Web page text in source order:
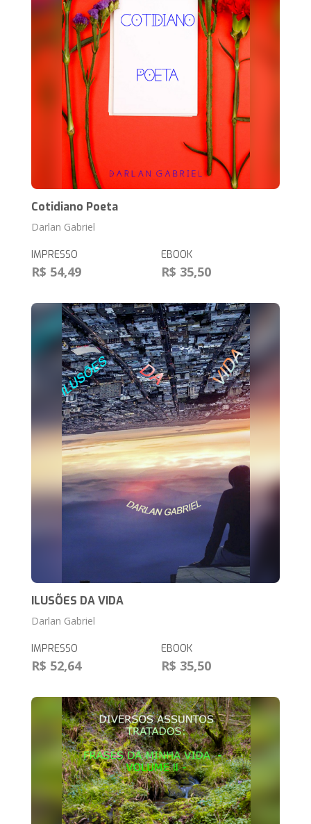
Cotidiano Poeta
Darlan Gabriel
IMPRESSO
R$ 54,49
EBOOK
R$ 35,50
ILUSÕES DA VIDA
Darlan Gabriel
IMPRESSO
R$ 52,64
EBOOK
R$ 35,50